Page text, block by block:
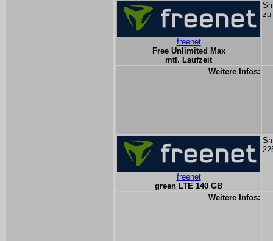
freenet
Free Unlimited Max
mtl. Laufzeit
zu
Weitere Infos:
freenet
green LTE 140 GB
Weitere Infos: